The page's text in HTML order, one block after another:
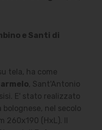
e Santi di
tela, ha come
, Sant'Antonio
E' stato realizzato
bolognese, nel secolo
260x190 (HxL). Il